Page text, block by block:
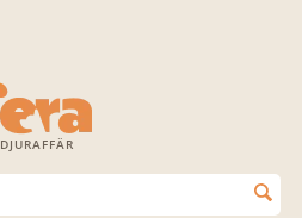
DJURAFFÄR